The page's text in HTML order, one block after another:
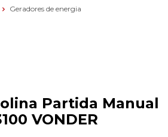
Geradores de energia
Partida Manual
VONDER